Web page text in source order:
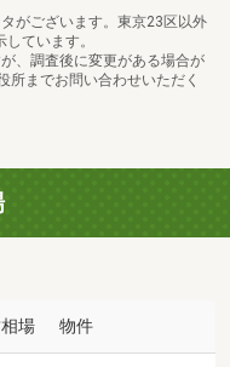
がございます。東京23区以外
ています。
、調査後に変更がある場合が
所までお問い合わせいただく
場 物件